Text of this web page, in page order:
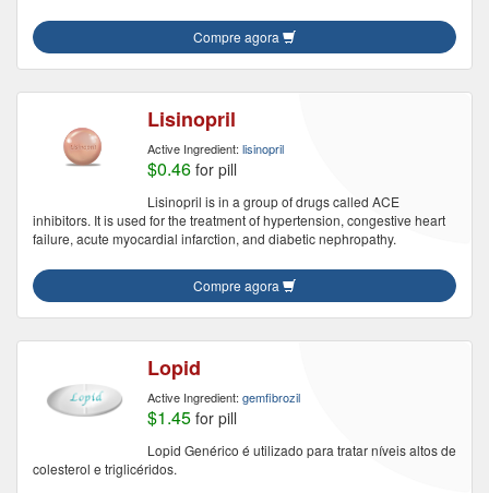
Compre agora
Lisinopril
Active Ingredient: lisinopril
$0.46 for pill
Lisinopril is in a group of drugs called ACE
inhibitors. It is used for the treatment of hypertension, congestive heart
failure, acute myocardial infarction, and diabetic nephropathy.
Compre agora
Lopid
Active Ingredient: gemfibrozil
$1.45 for pill
Lopid Genérico é utilizado para tratar níveis altos de
colesterol e triglicéridos.